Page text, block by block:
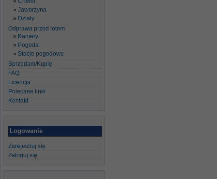
Jaworzyna
Działy
Odprawa przed lotem
Kamery
Pogoda
Stacje pogodowe
Sprzedam/Kupię
FAQ
Licencja
Polecane linki
Kontakt
Logowanie
Zarejestruj się
Zaloguj się